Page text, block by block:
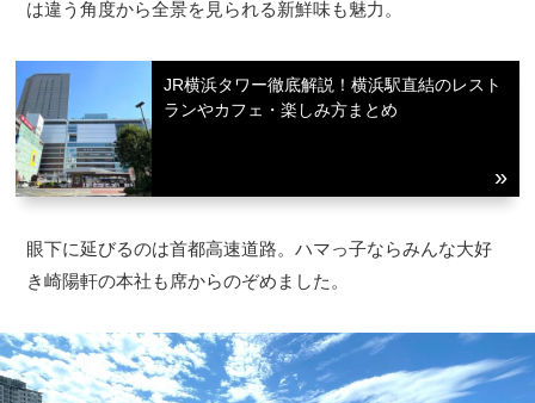
は違う角度から全景を見られる新鮮味も魅力。
JR横浜タワー徹底解説！横浜駅直結のレスト
ランやカフェ・楽しみ方まとめ
眼下に延びるのは首都高速道路。ハマっ子ならみんな大好
き崎陽軒の本社も席からのぞめました。